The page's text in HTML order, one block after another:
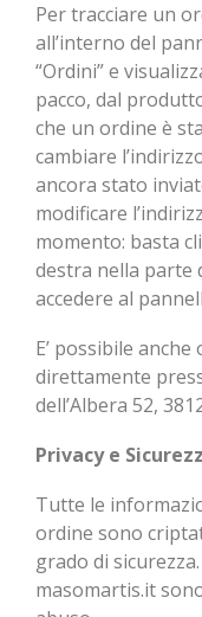
Per tracciare un
all’interno del
“Ordini” e
pacco, dal
che un ordine è
cambiare
ancora stato
modificare
momento: basta
destra nella parte
accedere al
E’ possibile
direttamente
dell’Albera 52,
Privacy e
Tutte le
ordine sono
grado di
masomartis.it